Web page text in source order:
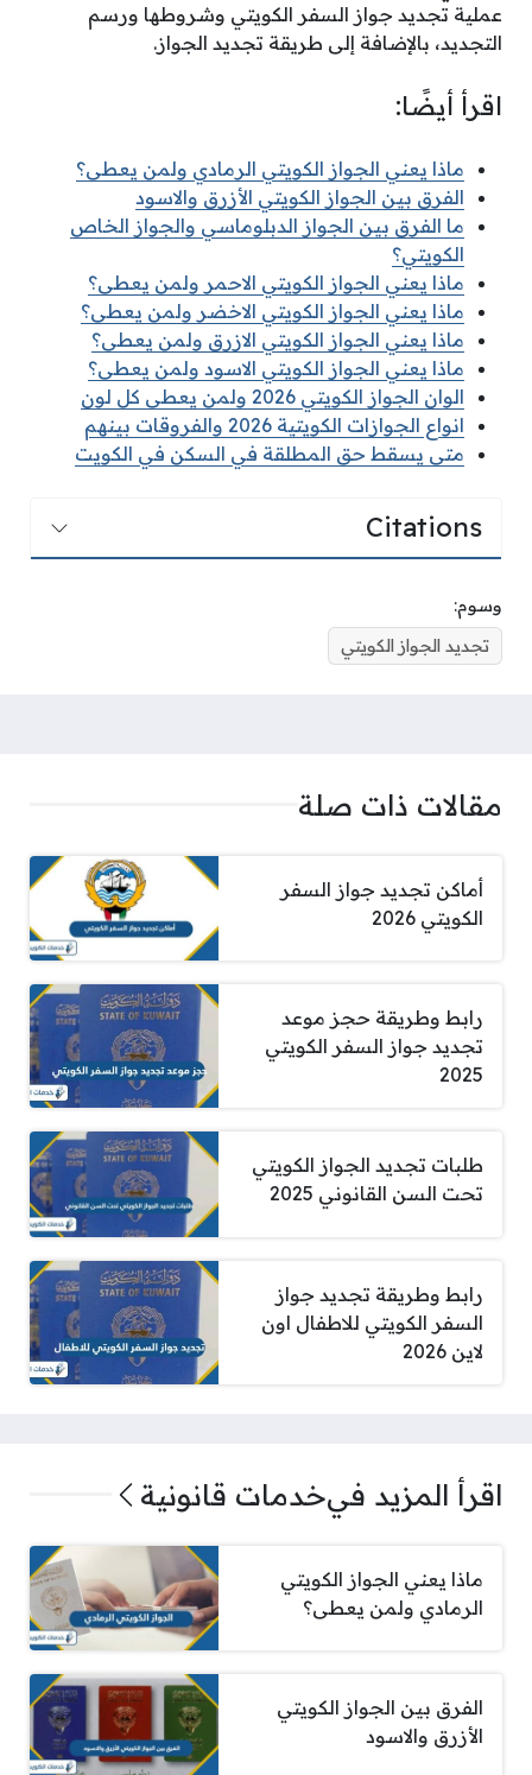
عملية تجديد جواز السفر الكويتي وشروطها ورسم
التجديد، بالإضافة إلى طريقة تجديد الجواز.
اقرأ أيضًا:
ماذا يعني الجواز الكويتي الرمادي ولمن يعطى؟
الفرق بين الجواز الكويتي الأزرق والاسود
ما الفرق بين الجواز الدبلوماسي والجواز الخاص
الكويتي؟
ماذا يعني الجواز الكويتي الاحمر ولمن يعطى؟
ماذا يعني الجواز الكويتي الاخضر ولمن يعطى؟
ماذا يعني الجواز الكويتي الازرق ولمن يعطى؟
ماذا يعني الجواز الكويتي الاسود ولمن يعطى؟
الوان الجواز الكويتي 2026 ولمن يعطى كل لون
انواع الجوازات الكويتية 2026 والفروقات بينهم
متى يسقط حق المطلقة في السكن في الكويت
Citations
وسوم:
تجديد الجواز الكويتي
مقالات ذات صلة
أماكن تجديد جواز السفر
الكويتي 2026
رابط وطريقة حجز موعد
تجديد جواز السفر الكويتي
2025
طلبات تجديد الجواز الكويتي
تحت السن القانوني 2025
رابط وطريقة تجديد جواز
السفر الكويتي للاطفال اون
لاين 2026
اقرأ المزيد فيخدمات قانونية
ماذا يعني الجواز الكويتي
الرمادي ولمن يعطى؟
الفرق بين الجواز الكويتي
الأزرق والاسود